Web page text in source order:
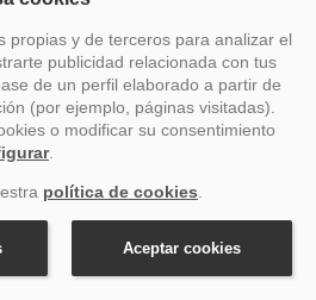
del Fondo Europeo de Desarrollo
es mejorar la competitividad de las pymes
innovación, el desarrollo tecnológico, la
seguro y fiable del ciberespacio. Gracias a
ha puesto en marcha un Plan de Acción
Para ello, ha contado con el